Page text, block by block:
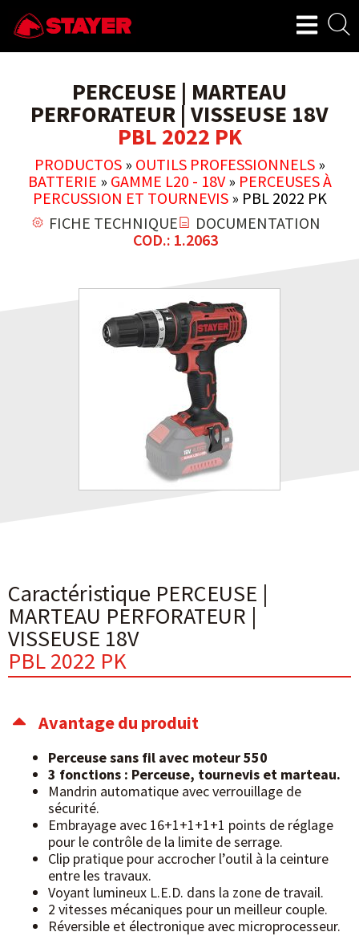
PERCEUSE | MARTEAU
PERFORATEUR | VISSEUSE 18V
PBL 2022 PK
PRODUCTOS» OUTILS PROFESSIONNELS»
BATTERIE » GAMME L20 - 18V» PERCEUSES À
PERCUSSION ET TOURNEVIS» PBL 2022 PK
FICHE TECHNIQUE
DOCUMENTATION
COD.: 1.2063
Caractéristique PERCEUSE |
MARTEAU PERFORATEUR |
VISSEUSE 18V
PBL 2022 PK
Avantage du produit
Perceuse sans fil avec moteur 550
3 fonctions : Perceuse, tournevis et marteau.
Mandrin automatique avec verrouillage de
sécurité.
Embrayage avec 16+1+1+1+1 points de réglage
pour le contrôle de la limite de serrage.
Clip pratique pour accrocher l’outil à la ceinture
entre les travaux.
Voyant lumineux L.E.D. dans la zone de travail.
2 vitesses mécaniques pour un meilleur couple.
Réversible et électronique avec microprocesseur.